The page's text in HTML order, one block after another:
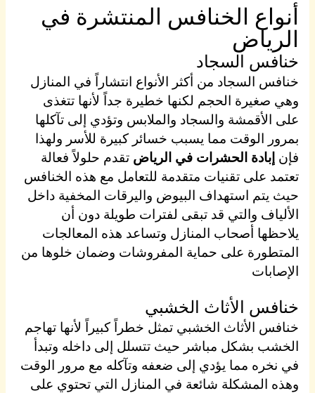
أنواع الخنافس المنتشرة في
الرياض
خنافس السجاد
خنافس السجاد من أكثر الأنواع انتشاراً في المنازل
وهي صغيرة الحجم لكنها خطيرة جداً لأنها تتغذى
على الأقمشة والسجاد والملابس وتؤدي إلى تآكلها
بمرور الوقت مما يسبب خسائر كبيرة للأسر ولهذا
فإنإبادة الحشرات في الرياض تقدم حلولاً فعالة
تعتمد على تقنيات متقدمة للتعامل مع هذه الخنافس
حيث يتم استهداف البيوض واليرقات المخفية داخل
الألياف والتي قد تبقى لفترات طويلة دون أن
يلاحظها أصحاب المنازل وتساعد هذه المعالجات
المتطورة على حماية المفروشات وضمان خلوها من
الإصابات
خنافس الأثاث الخشبي
خنافس الأثاث الخشبي تمثل خطراً كبيراً لأنها تهاجم
الخشب بشكل مباشر حيث تتسلل إلى داخله وتبدأ
في نخره مما يؤدي إلى ضعفه وتآكله مع مرور الوقت
وهذه المشكلة شائعة في المنازل التي تحتوي على